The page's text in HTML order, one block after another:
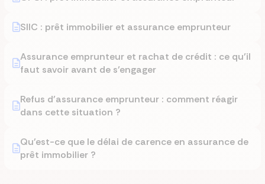
SIIC : prêt immobilier et assurance emprunteur
Assurance emprunteur et rachat de crédit : ce qu’il
faut savoir avant de s’engager
Refus d'assurance emprunteur : comment réagir
dans cette situation ?
Qu'est-ce que le délai de carence en assurance de
prêt immobilier ?